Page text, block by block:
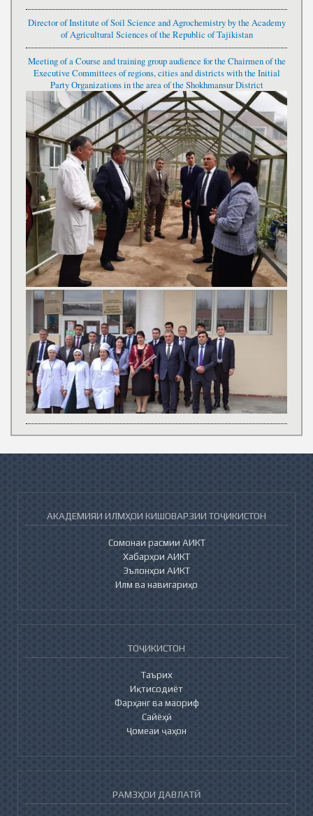
Director of Institute of Soil Science and Agrochemistry by the Academy
of Agricultural Sciences of the Republic of Tajikistan
Meeting of a Course and training group audience for the Chairmen of the
Executive Committees of regions, cities and districts with the Initial
Party Organizations in the area of the Shokhmansur District
АКАДЕМИЯИ ИЛМҲОИ КИШОВАРЗИИ ТОҶИКИСТОН
Сомонаи расмии АИКТ
Хабарҳои АИКТ
Эълонҳои АИКТ
Илм ва навигариҳо
ТОҶИКИСТОН
Таърих
Иқтисодиёт
Фарҳанг ва маориф
Сайёҳӣ
Ҷомеаи ҷаҳон
РАМЗҲОИ ДАВЛАТӢ